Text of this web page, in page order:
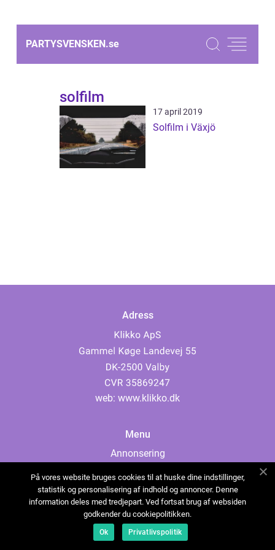
PARTYSVENSKEN.se
solfilm
17 april 2019
Solfilm i Växjö
Adress
web: www.klikko.dk
Menu
Annonsering
Cookies
Kontakta oss
Sitemap
På vores website bruges cookies til at huske dine indstillinger,
statistik og personalisering af indhold og annoncer. Denne
information deles med tredjepart. Ved fortsat brug af websiden
godkender du cookiepolitikken.
Ok Privatlivspolitik